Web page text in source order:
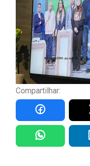
Compartilhar: